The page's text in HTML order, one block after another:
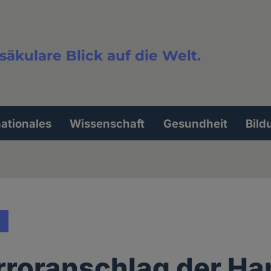
Blick auf die Welt.
Wissenschaft Gesundheit